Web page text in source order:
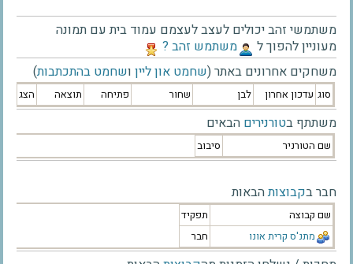
משתמשי זהב יכולים לעצב לעצמם עמוד בית עם תמונה
מעוניין להפוך ל
‫משתמש זהב ?‬
משחקים אחרונים באתר (שחמט און ליין ושחמט בהתכתבות)
סוג עדכון אחרון לבן שחור פתיחה תוצאה הצג
משתתף בטורנירים הבאים
שם הטורניר סיבוב
חבר בקבוצותהבאות
שם קבוצה
תפקיד
מתנ'ס קרית אונו
חבר